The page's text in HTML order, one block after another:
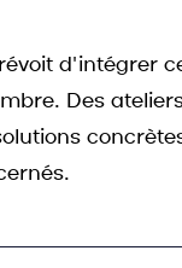
d'intégrer
Des